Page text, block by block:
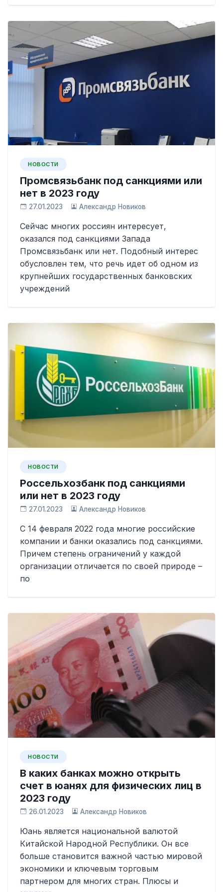
НОВОСТИ
Промсвязьбанк под санкциями или
нет в 2023 году
27.01.2023 Александр Новиков
Сейчас многих россиян интересует,
оказался под санкциями Запада
Промсвязьбанк или нет. Подобный интерес
обусловлен тем, что речь идет об одном из
крупнейших государственных банковских
учреждений
НОВОСТИ
Россельхозбанк под санкциями
или нет в 2023 году
27.01.2023 Александр Новиков
С 14 февраля 2022 года многие российские
компании и банки оказались под санкциями.
Причем степень ограничений у каждой
организации отличается по своей природе –
по
НОВОСТИ
В каких банках можно открыть
счет в юанях для физических лиц в
2023 году
26.01.2023 Александр Новиков
Юань является национальной валютой
Китайской Народной Республики. Он все
больше становится важной частью мировой
экономики и ключевым торговым
партнером для многих стран. Плюсы и